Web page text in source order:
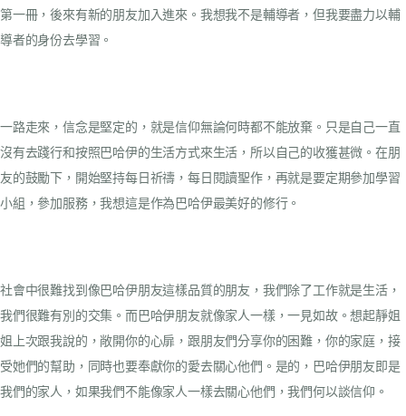
第一冊，後來有新的朋友加入進來。我想我不是輔導者，但我要盡力以輔
導者的身份去學習。
一路走來，信念是堅定的，就是信仰無論何時都不能放棄。只是自己一直
沒有去踐行和按照巴哈伊的生活方式來生活，所以自己的收獲甚微。在朋
友的鼓勵下，開始堅持每日祈禱，每日閱讀聖作，再就是要定期參加學習
小組，參加服務，我想這是作為巴哈伊最美好的修行。
社會中很難找到像巴哈伊朋友這樣品質的朋友，我們除了工作就是生活，
我們很難有別的交集。而巴哈伊朋友就像家人一樣，一見如故。想起靜姐
姐上次跟我說的，敞開你的心扉，跟朋友們分享你的困難，你的家庭，接
受她們的幫助，同時也要奉獻你的愛去關心他們。是的，巴哈伊朋友即是
我們的家人，如果我們不能像家人一樣去關心他們，我們何以談信仰。